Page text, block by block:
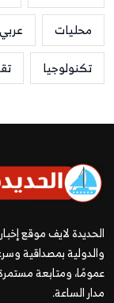
محليات
تكنولوجيا
الحديدة لايف موقع
والدولية بمصداقية
عمومًا، ومتابعة
مدار الساعة.